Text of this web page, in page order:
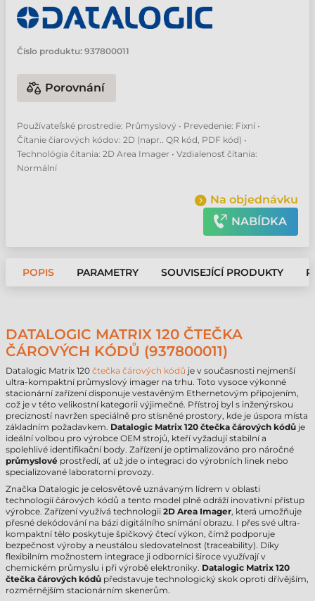
Číslo produktu: 937800011
Porovnání
Používateľské prostredie: Průmyslový • Prevedenie: Fixní •
Čítanie čiarových kódov: 2D (napr.. QR kód, PDF kód) •
Technológia čítania: 2D Area Imager • Vzdialenosť čítania:
Normální
Na objednávku
NABÍDKA
POPIS PARAMETRY SOUVISEJÍCÍ PRODUKTY
DATALOGIC MATRIX 120 ČTEČKA
ČÁROVÝCH KÓDŮ (937800011)
Datalogic Matrix 120 čtečka čárových kódů je v současnosti nejmenší
ultra-kompaktní průmyslový imager na trhu. Toto vysoce výkonné
stacionární zařízení disponuje vestavěným Ethernetovým připojením,
což je v této velikostní kategorii výjimečné. Přístroj byl s inženýrskou
precizností navržen speciálně pro stísněné prostory, kde je úspora místa
základním požadavkem. Datalogic Matrix 120 čtečka čárových kódů je
ideální volbou pro výrobce OEM strojů, kteří vyžadují stabilní a
spolehlivé identifikační body. Zařízení je optimalizováno pro náročné
průmyslové prostředí, ať už jde o integraci do výrobních linek nebo
specializované laboratorní provozy.
Značka Datalogic je celosvětově uznávaným lídrem v oblasti
technologií čárových kódů a tento model plně odráží inovativní přístup
výrobce. Zařízení využívá technologii 2D Area Imager, která umožňuje
přesné dekódování na bázi digitálního snímání obrazu. I přes své ultra-
kompaktní tělo poskytuje špičkový čtecí výkon, čímž podporuje
bezpečnost výroby a neustálou sledovatelnost (traceability). Díky
flexibilním možnostem integrace ji odborníci široce využívají v
chemickém průmyslu i při výrobě elektroniky. Datalogic Matrix 120
čtečka čárových kódů představuje technologický skok oproti dřívějším,
rozměrnějším stacionárním skenerům.